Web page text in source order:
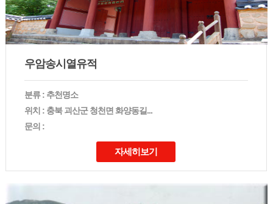
우암송시열유적
분류 : 추천명소
위치 : 충북 괴산군 청천면 화양동길...
문의 :
자세히보기